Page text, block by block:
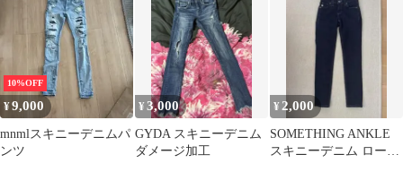
10%OFF
¥9,000
mnmlスキニーデニムパ
ンツ
¥3,000
GYDA スキニーデニム
ダメージ加工
¥2,000
SOMETHING ANKLE
スキニーデニム ローラ